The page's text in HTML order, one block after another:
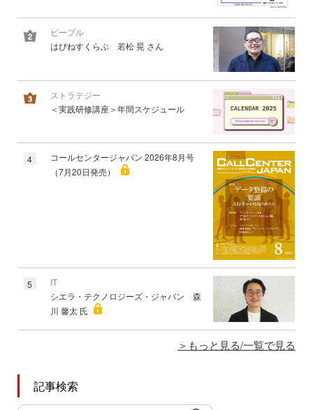
ピープル
はぴねすくらぶ 若松 晃 さん
ストラテジー
＜実践研修講座＞年間スケジュール
4
コールセンタージャパン 2026年8月号
（7月20日発売）
5
IT
シエラ・テクノロジーズ・ジャパン 森
川 馨太 氏
もっと見る/一覧で見る
記事検索